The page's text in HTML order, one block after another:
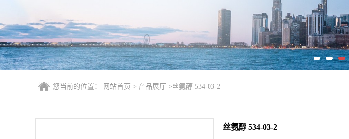
您当前的位置： 网站首页 > 产品展厅 >丝氨醇 534-03-2
丝氨醇 534-03-2